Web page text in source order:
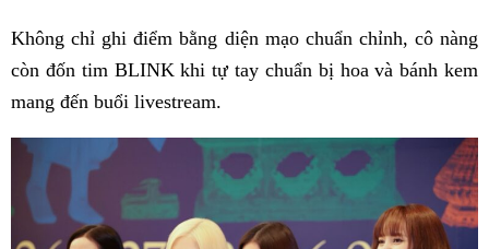
Không chỉ ghi điểm bằng diện mạo chuẩn chỉnh, cô nàng
còn đốn tim BLINK khi tự tay chuẩn bị hoa và bánh kem
mang đến buổi livestream.